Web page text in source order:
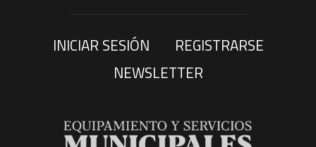
INICIAR SESIÓN
REGISTRARSE
NEWSLETTER